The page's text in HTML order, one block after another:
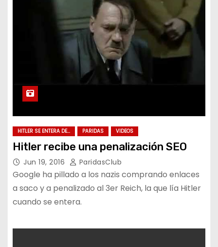
HITLER SE ENTERA DE... PARIDAS VIDEOS
Hitler recibe una penalización SEO
Jun 19, 2016 ParidasClub
Google ha pillado a los nazis comprando enlaces
a saco y a penalizado al 3er Reich, la que lía Hitler
cuando se entera.